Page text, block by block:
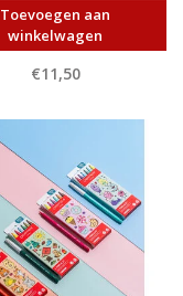
Toevoegen aan
winkelwagen
€11,50